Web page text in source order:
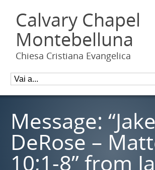
Calvary Chapel
Montebelluna
Chiesa Cristiana Evangelica
Message: “Jake
DeRose –
10;1-8” from